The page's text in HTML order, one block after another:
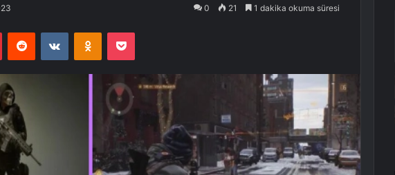
0 21 1 dakika okuma süresi
PinterestReddit VKontakteOdnoklassniki
Pocket